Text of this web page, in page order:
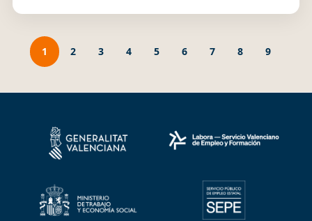
1 2 3 4 5 6 7 8 9